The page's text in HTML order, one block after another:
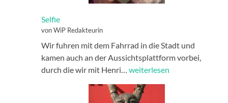
Selfie
von WiP Redakteurin
Wir fuhren mit dem Fahrrad in die Stadt und
kamen auch an der Aussichtsplattform vorbei,
durch die wir mit Henri…Selfie
weiterlesen